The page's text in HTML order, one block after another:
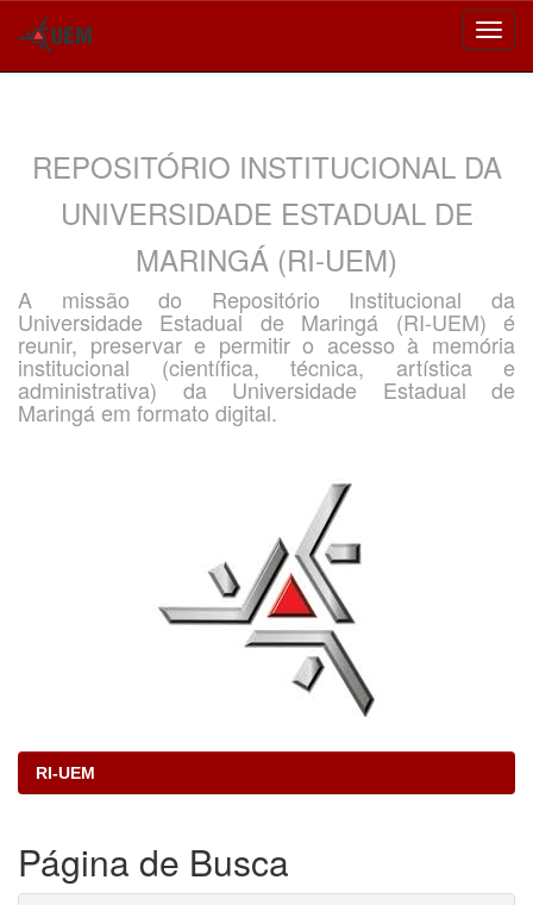
REPOSITÓRIO INSTITUCIONAL DA
UNIVERSIDADE ESTADUAL DE
MARINGÁ (RI-UEM)
A missão do Repositório Institucional da
Universidade Estadual de Maringá (RI-UEM) é
reunir, preservar e permitir o acesso à memória
institucional (científica, técnica, artística e
administrativa) da Universidade Estadual de
Maringá em formato digital.
RI-UEM
Página de Busca